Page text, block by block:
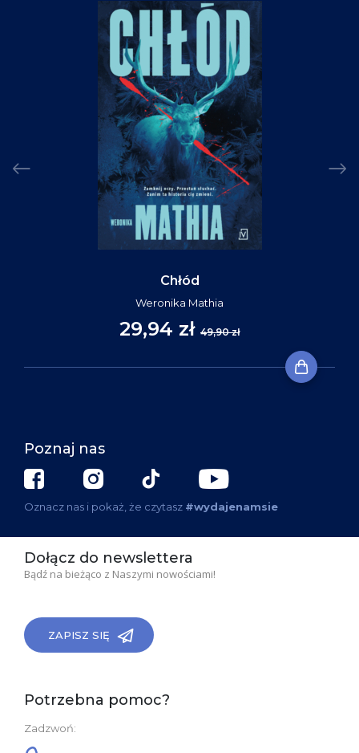
Chłód
Weronika Mathia
29,94 zł 49,90 zł
Poznaj nas
Oznacz nas i pokaż, że czytasz #wydajenamsie
Dołącz do newslettera
Bądź na bieżąco z Naszymi nowościami!
ZAPISZ SIĘ
Potrzebna pomoc?
Zadzwoń: